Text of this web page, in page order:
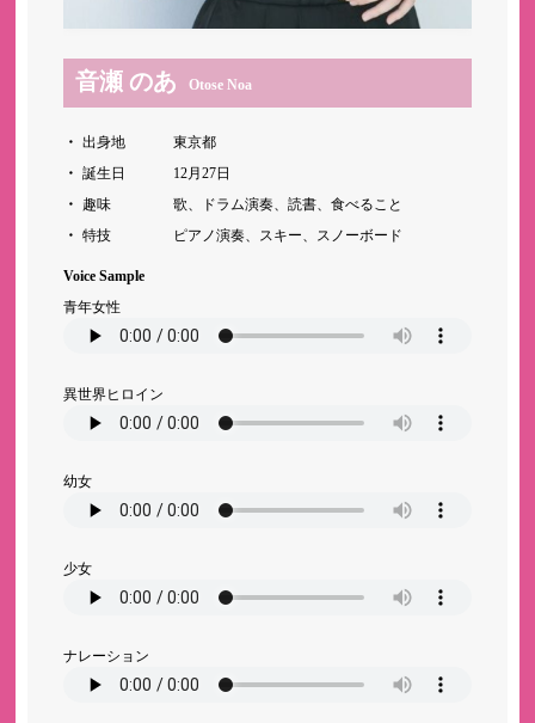
音瀬 のあ Otose Noa
出身地
東京都
誕生日
12月27日
趣味
歌、ドラム演奏、読書、食べること
特技
ピアノ演奏、スキー、スノーボード
Voice Sample
青年女性
異世界ヒロイン
幼女
少女
ナレーション